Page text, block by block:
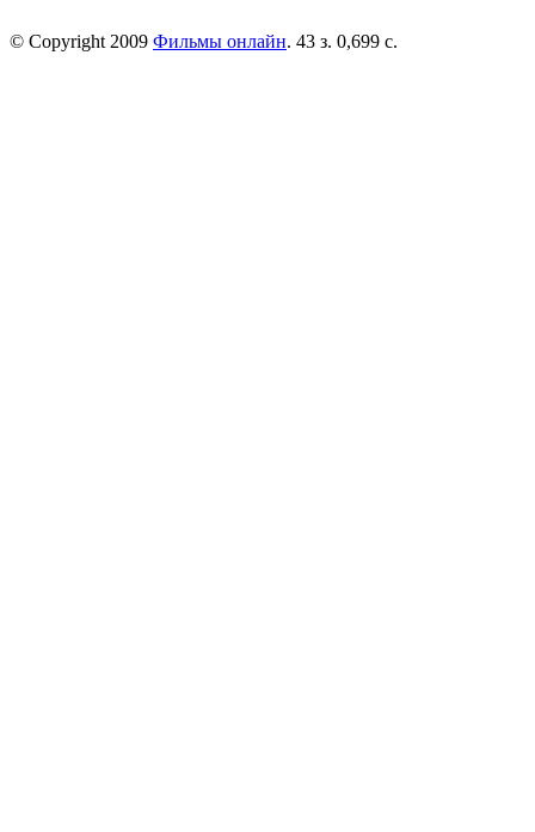
© Copyright 2009 Фильмы онлайн. 43 з. 0,699 с.